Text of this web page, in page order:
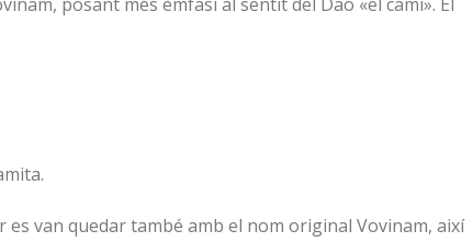
van quedar també amb el nom original Vovinam, així